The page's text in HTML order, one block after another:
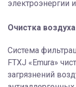
электроэнергии
Очистка
Система
FTXJ «Emura»
загрязнений